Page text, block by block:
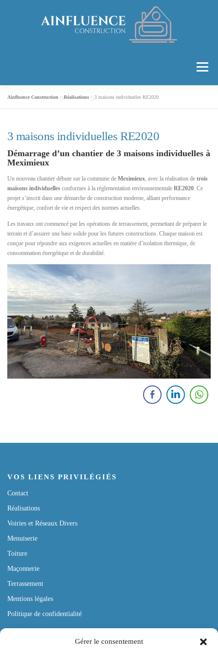
Gérer le consentement
Menu
LA SOCIÉTÉ
RÉALISATIONS CONTACT
Ainfluence Construction »Réalisations »3 maisons individuelles RE2020
3 maisons individuelles RE2020
Démarrage d’un chantier de 3 maisons individuelles à
Meximieux
Un nouveau chantier débute sur la commune de Meximieux, avec la réalisation de trois
maisons individuelles conformes à la réglementation environnementale RE2020. Ce
projet s’inscrit dans une démarche de construction moderne, alliant performance
énergétique, confort de vie et respect des normes actuelles.
Les travaux ont commencé par les opérations de terrassement, permettant de préparer le
terrain et d’assurer une base solide pour les futures constructions. Chaque maison est
conçue pour répondre aux exigences actuelles en matière d’isolation thermique, de
consommation énergétique et de durabilité.
VOS LIENS PRIVILÉGIÉS
Contact
Réalisations
Voiries et Réseaux Divers
Menuiserie
Toiture
Maçonnerie
Terrassement
Mentions légales
Politique de confidentialité